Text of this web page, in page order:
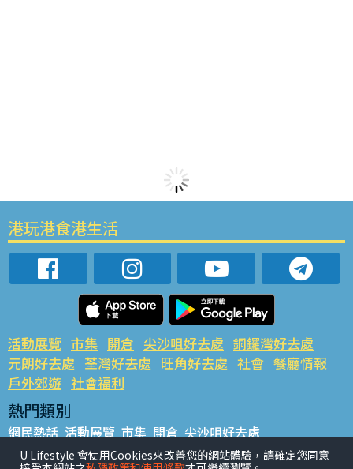
港玩港食港生活
活動展覽 市集 開倉 尖沙咀好去處 銅鑼灣好去處
元朗好去處 荃灣好去處 旺角好去處 社會 餐廳情報
戶外郊遊 社會福利
熱門類別
網民熱話 活動展覽 市集 開倉 尖沙咀好去處
銅鑼灣好去處 元朗好去處 荃灣好去處 旺角好去處 社會
U Lifestyle 會使用Cookies來改善您的網站體驗，請確定您同意